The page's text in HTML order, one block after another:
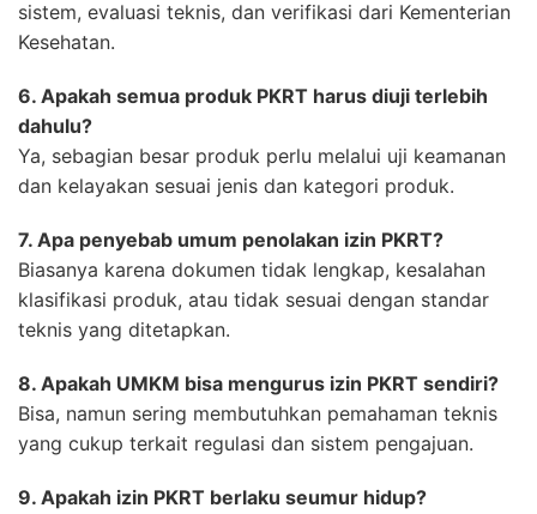
sistem, evaluasi teknis, dan verifikasi dari Kementerian
Kesehatan.
6. Apakah semua produk PKRT harus diuji terlebih
dahulu?
Ya, sebagian besar produk perlu melalui uji keamanan
dan kelayakan sesuai jenis dan kategori produk.
7. Apa penyebab umum penolakan izin PKRT?
Biasanya karena dokumen tidak lengkap, kesalahan
klasifikasi produk, atau tidak sesuai dengan standar
teknis yang ditetapkan.
8. Apakah UMKM bisa mengurus izin PKRT sendiri?
Bisa, namun sering membutuhkan pemahaman teknis
yang cukup terkait regulasi dan sistem pengajuan.
9. Apakah izin PKRT berlaku seumur hidup?